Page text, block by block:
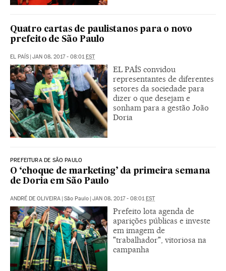
Quatro cartas de paulistanos para o novo
prefeito de São Paulo
EL PAÍS | JAN 08, 2017 - 08:01EST
EL PAÍS convidou
representantes de diferentes
setores da sociedade para
dizer o que desejam e
sonham para a gestão João
Doria
PREFEITURA DE SÃO PAULO
O ‘choque de marketing’ da primeira semana
de Doria em São Paulo
ANDRÉ DE OLIVEIRA | São Paulo | JAN 08, 2017 - 08:01EST
Prefeito lota agenda de
aparições públicas e investe
em imagem de
"trabalhador", vitoriosa na
campanha